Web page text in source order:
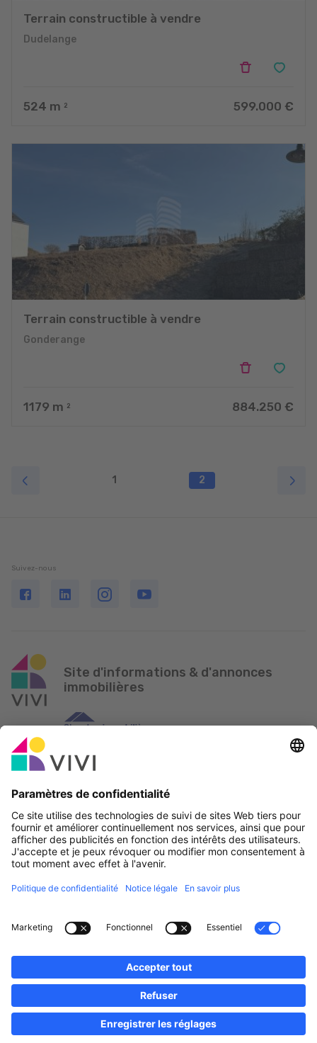
Terrain constructible à vendre
Dudelange
524 m 2 599.000 €
Terrain constructible à vendre
Gonderange
1179 m 2 884.250 €
1 2
Suivez-nous
Site d'informations & d'annonces
immobilières
Professionnels, devenez membres!
Notice Légale